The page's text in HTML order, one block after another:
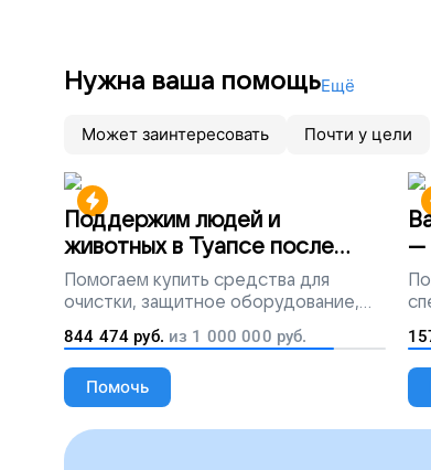
Нужна ваша помощьЕщё
Может заинтересовать Почти у цели
Поддержим людей и
животных в Туапсе после
разлива мазута
Помогаем купить средства для
очистки, защитное оборудование,
лекарства, корм и предметы первой
необходимости
844 474 руб. из 1 000 000 руб.
Помочь
—